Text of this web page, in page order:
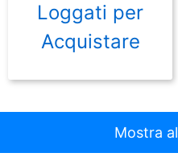
Loggati per
Acquistare
Mostra